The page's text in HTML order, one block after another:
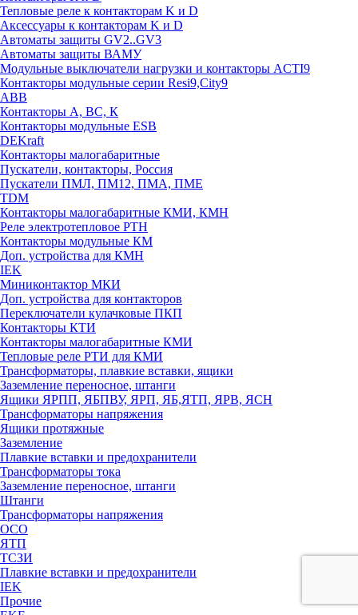
Тепловые реле к контакторам K и D
Аксессуары к контакторам K и D
Автоматы защиты GV2..GV3
Автоматы защиты ВАМУ
Модульные выключатели нагрузки и контакторы ACTI9
Контакторы модульные серии Resi9,City9
ABB
Контакторы А, ВС, К
Контакторы модульные ESB
DEKraft
Контакторы малогабаритные
Пускатели, контакторы, Россия
Пускатели ПМЛ, ПМ12, ПМА, ПМЕ
TDM
Контакторы малогабаритные КМИ, КМН
Реле электротепловое РТН
Контакторы модульные КМ
Доп. устройства для КМН
IEK
Миниконтактор МКИ
Доп. устройства для контакторов
Переключатели кулачковые ПКП
Контакторы КТИ
Контакторы малогабаритные КМИ
Тепловые реле РTИ для КМИ
Трансформаторы, плавкие вставки, ящики
Заземление переносное, штанги
Ящики ЯРПП, ЯБПВУ, ЯРП, ЯБ,ЯТП, ЯРВ, ЯСН
Трансформаторы напряжения
Ящики протяжные
Заземление
Плавкие вставки и предохранители
Трансформаторы тока
Заземление переносное, штанги
Штанги
Трансформаторы напряжения
ОСО
ЯТП
ТСЗИ
Плавкие вставки и предохранители
IEK
Прочие